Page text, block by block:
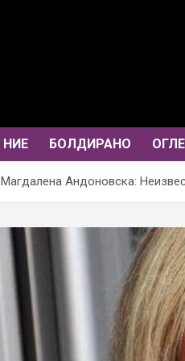
НИЕ БОЛДИРАНО
Магдалена Андоновска: